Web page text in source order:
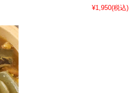
¥1,950(税込)